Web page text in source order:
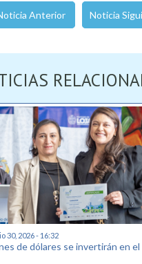
Anterior Noticia
30, 2026 - 16:32
de dólares se invertirán en el